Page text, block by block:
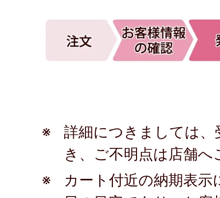
※
詳細につきましては
き、ご不明点は店舗
※
カート付近の納期表